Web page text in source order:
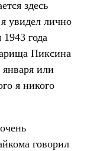
здесь
увидел лично
года
Пиксина
или
я никого
говорил